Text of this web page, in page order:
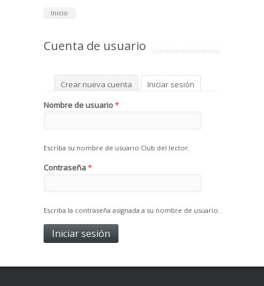
Inicio
Cuenta de usuario
Solapas principales
Crear nueva cuenta Iniciar sesión
Solicitar una nueva contraseña
Nombre de usuario*
Escriba su nombre de usuario Club del lector.
Contraseña*
Escriba la contraseña asignada a su nombre de usuario.